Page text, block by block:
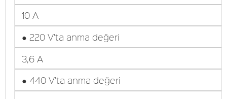
10 A
● 220 V'ta anma değeri
3,6 A
● 440 V'ta anma değeri